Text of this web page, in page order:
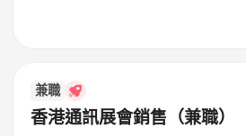
兼職
香港通訊展會銷售（兼職）